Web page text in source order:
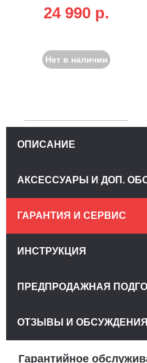
24 990 p.
Нет в наличии
Гарантийное
ОПИСАНИЕ
АКСЕССУАРЫ И ДОП.
ГАРАНТИЯ И СЕРВИС
ИНСТРУКЦИЯ
ПРЕДПРОДАЖНАЯ
ОТЗЫВЫ И ОБСУЖДЕНИЯ